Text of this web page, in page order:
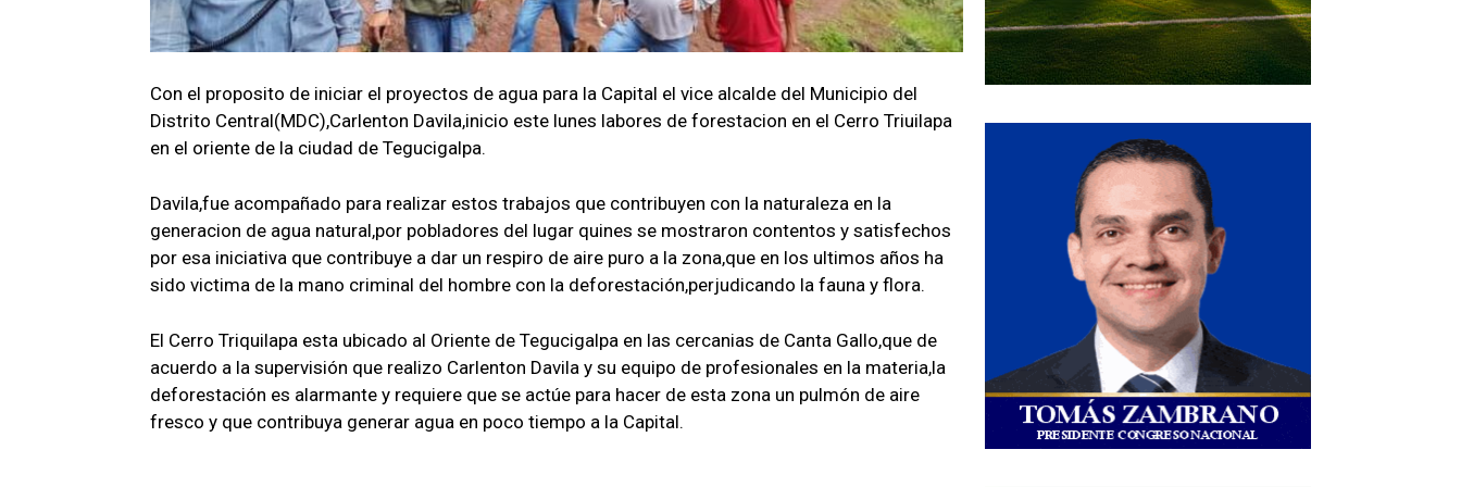
Con el proposito de iniciar el proyectos de agua para la Capital el vice alcalde del Municipio del
Distrito Central(MDC),Carlenton Davila,inicio este lunes labores de forestacion en el Cerro Triuilapa
en el oriente de la ciudad de Tegucigalpa.
Davila,fue acompañado para realizar estos trabajos que contribuyen con la naturaleza en la
generacion de agua natural,por pobladores del lugar quines se mostraron contentos y satisfechos
por esa iniciativa que contribuye a dar un respiro de aire puro a la zona,que en los ultimos años ha
sido victima de la mano criminal del hombre con la deforestación,perjudicando la fauna y flora.
El Cerro Triquilapa esta ubicado al Oriente de Tegucigalpa en las cercanias de Canta Gallo,que de
acuerdo a la supervisión que realizo Carlenton Davila y su equipo de profesionales en la materia,la
deforestación es alarmante y requiere que se actúe para hacer de esta zona un pulmón de aire
fresco y que contribuya generar agua en poco tiempo a la Capital.